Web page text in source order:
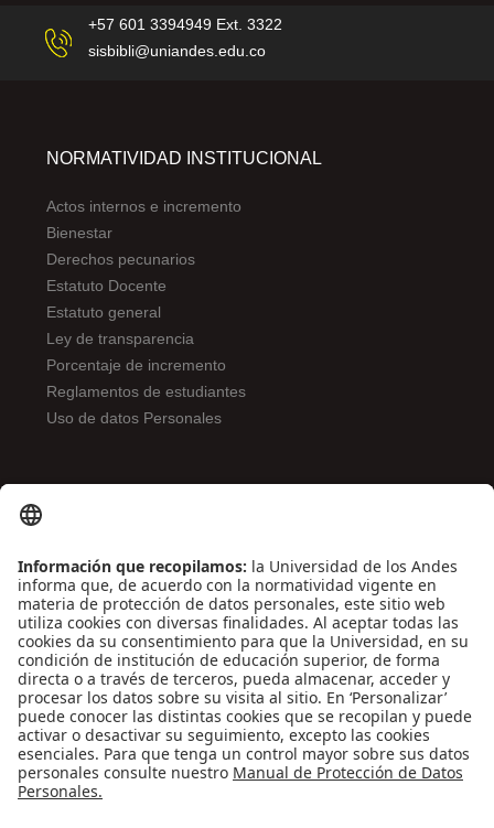
+57 601 3394949 Ext. 3322
sisbibli@uniandes.edu.co
NORMATIVIDAD INSTITUCIONAL
Actos internos e incremento
Bienestar
Derechos pecunarios
Estatuto Docente
Estatuto general
Ley de transparencia
Porcentaje de incremento
Reglamentos de estudiantes
Uso de datos Personales
Contáctenos
Biblioguías
Preguntas frecuentes
Capacitación
Directrices
Entretenimiento
Compra de libros y material audiovisual